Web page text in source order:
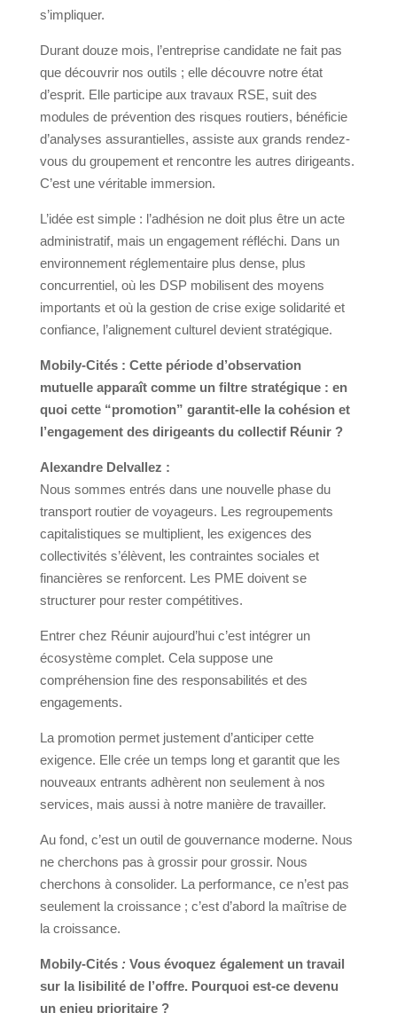
s’impliquer.
Durant douze mois, l’entreprise candidate ne fait pas
que découvrir nos outils ; elle découvre notre état
d’esprit. Elle participe aux travaux RSE, suit des
modules de prévention des risques routiers, bénéficie
d’analyses assurantielles, assiste aux grands rendez-
vous du groupement et rencontre les autres dirigeants.
C’est une véritable immersion.
L’idée est simple : l’adhésion ne doit plus être un acte
administratif, mais un engagement réfléchi. Dans un
environnement réglementaire plus dense, plus
concurrentiel, où les DSP mobilisent des moyens
importants et où la gestion de crise exige solidarité et
confiance, l’alignement culturel devient stratégique.
Mobily-Cités : Cette période d’observation
mutuelle apparaît comme un filtre stratégique : en
quoi cette “promotion” garantit-elle la cohésion et
l’engagement des dirigeants du collectif Réunir ?
Alexandre Delvallez :
Nous sommes entrés dans une nouvelle phase du
transport routier de voyageurs. Les regroupements
capitalistiques se multiplient, les exigences des
collectivités s’élèvent, les contraintes sociales et
financières se renforcent. Les PME doivent se
structurer pour rester compétitives.
Entrer chez Réunir aujourd’hui c’est intégrer un
écosystème complet. Cela suppose une
compréhension fine des responsabilités et des
engagements.
La promotion permet justement d’anticiper cette
exigence. Elle crée un temps long et garantit que les
nouveaux entrants adhèrent non seulement à nos
services, mais aussi à notre manière de travailler.
Au fond, c’est un outil de gouvernance moderne. Nous
ne cherchons pas à grossir pour grossir. Nous
cherchons à consolider. La performance, ce n’est pas
seulement la croissance ; c’est d’abord la maîtrise de
la croissance.
Mobily-Cités : Vous évoquez également un travail
sur la lisibilité de l’offre. Pourquoi est-ce devenu
un enjeu prioritaire ?